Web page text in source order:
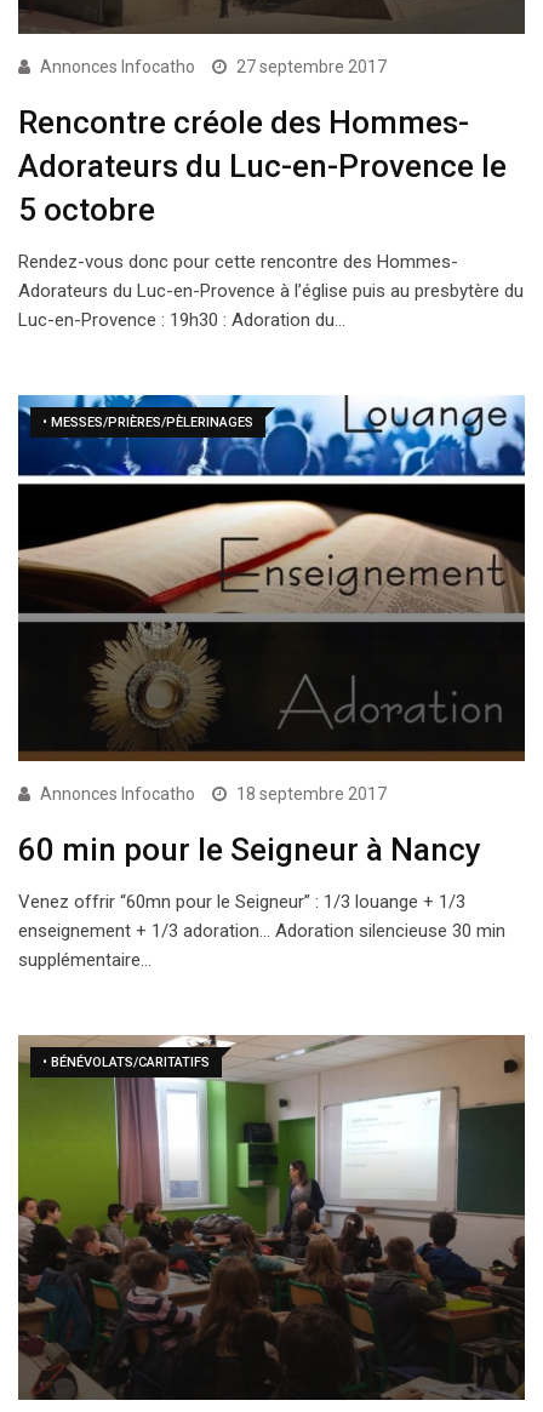
Annonces Infocatho 27 septembre 2017
Rencontre créole des Hommes-
Adorateurs du Luc-en-Provence le
5 octobre
Rendez-vous donc pour cette rencontre des Hommes-
Adorateurs du Luc-en-Provence à l’église puis au presbytère du
Luc-en-Provence : 19h30 : Adoration du…
• MESSES/PRIÈRES/PÈLERINAGES
Annonces Infocatho 18 septembre 2017
60 min pour le Seigneur à Nancy
Venez offrir “60mn pour le Seigneur” : 1/3 louange + 1/3
enseignement + 1/3 adoration… Adoration silencieuse 30 min
supplémentaire…
• BÉNÉVOLATS/CARITATIFS